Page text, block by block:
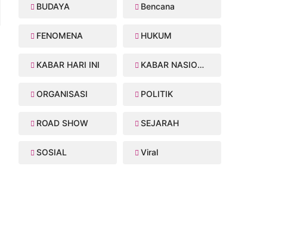
BUDAYA Bencana
FENOMENA HUKUM
KABAR HARI INI KABAR NASIONAL
ORGANISASI POLITIK
ROAD SHOW SEJARAH
SOSIAL Viral